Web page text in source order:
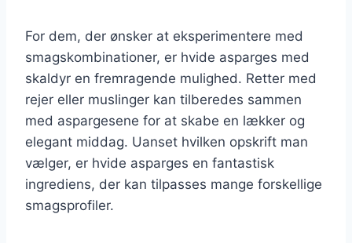
For dem, der ønsker at eksperimentere med
smagskombinationer, er hvide asparges med
skaldyr en fremragende mulighed. Retter med
rejer eller muslinger kan tilberedes sammen
med aspargesene for at skabe en lækker og
elegant middag. Uanset hvilken opskrift man
vælger, er hvide asparges en fantastisk
ingrediens, der kan tilpasses mange forskellige
smagsprofiler.